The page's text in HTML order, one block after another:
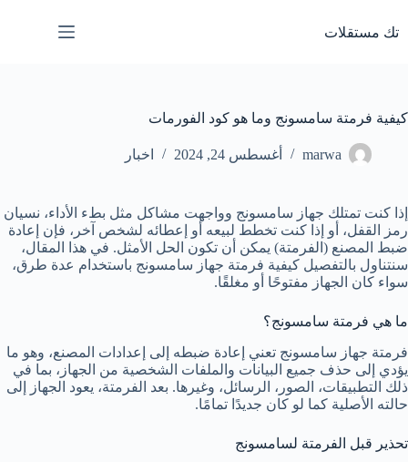
إلى
المحتوى
تك مستقلات
كيفية فرمتة سامسونج وما هو كود الفورمات
marwa أغسطس 24, 2024 اخبار
إذا كنت تمتلك جهاز سامسونج وواجهت مشاكل مثل بطء الأداء، نسيان
رمز القفل، أو إذا كنت تخطط لبيعه أو إعطائه لشخص آخر، فإن إعادة
ضبط المصنع (الفرمتة) يمكن أن تكون الحل الأمثل. في هذا المقال،
سنتناول بالتفصيل كيفية فرمتة جهاز سامسونج باستخدام عدة طرق،
سواء كان الجهاز مفتوحًا أو مغلقًا.
ما هي فرمتة سامسونج؟
فرمتة جهاز سامسونج تعني إعادة ضبطه إلى إعدادات المصنع، وهو ما
يؤدي إلى حذف جميع البيانات والملفات الشخصية من الجهاز، بما في
ذلك التطبيقات، الصور، الرسائل، وغيرها. بعد الفرمتة، يعود الجهاز إلى
حالته الأصلية كما لو كان جديدًا تمامًا.
تحذير قبل الفرمتة لسامسونج